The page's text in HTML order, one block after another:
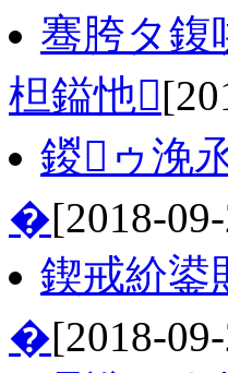
骞胯タ鍑
柦鎰忚
鍐ゥ浼
�[2018-
鍥戒紒鍙
�[2018-